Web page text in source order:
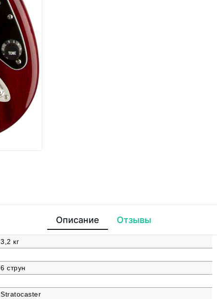
Описание Отзывы
3,2 кг
6 струн
Stratocaster